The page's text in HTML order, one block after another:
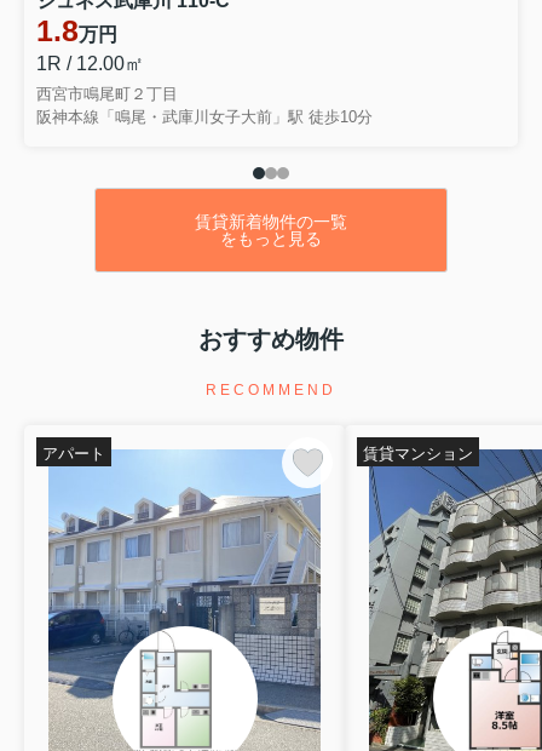
1.8万円
1R / 12.00㎡
西宮市鳴尾町２丁目
阪神本線「鳴尾・武庫川女子大前」駅 徒歩10分
賃貸新着物件の一覧
をもっと見る
おすすめ物件
RECOMMEND
アパート 賃貸マンション